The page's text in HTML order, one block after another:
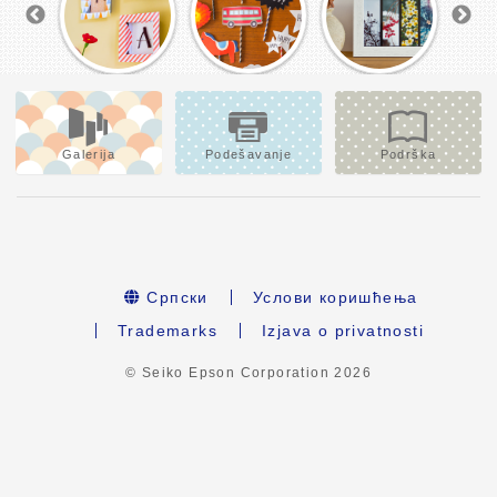
Galerija Podešavanje Podrška
Српски
Услови коришћења
Trademarks
Izjava o privatnosti
© Seiko Epson Corporation2026